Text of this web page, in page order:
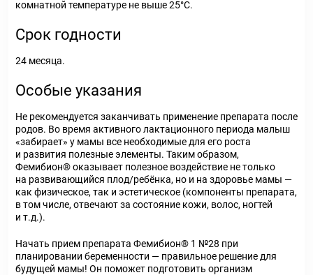
комнатной температуре не выше 25°С.
Срок годности
24 месяца.
Особые указания
Не рекомендуется заканчивать применение препарата после
родов. Во время активного лактационного периода малыш
«забирает» у мамы все необходимые для его роста
и развития полезные элементы. Таким образом,
Фемибион® оказывает полезное воздействие не только
на развивающийся плод/ребёнка, но и на здоровье мамы —
как физическое, так и эстетическое (компоненты препарата,
в том числе, отвечают за состояние кожи, волос, ногтей
и т.д.).
Начать прием препарата Фемибион® 1 №28 при
планировании беременности — правильное решение для
будущей мамы! Он поможет подготовить организм